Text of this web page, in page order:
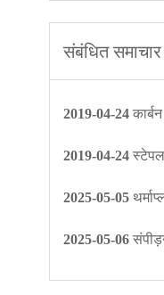
संबंधित समाचार
2019-04-24
2019-04-24 स्टेपल
2025-05-05
2025-05-06 संपीड़न